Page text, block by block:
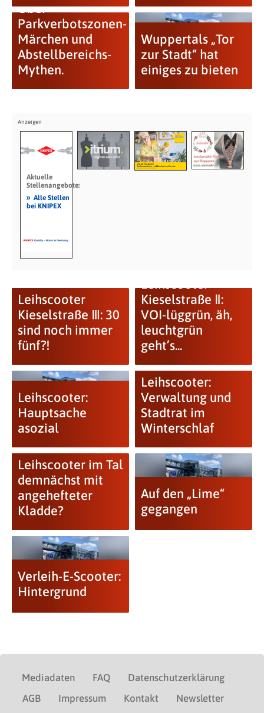
Über
Parkverbotszonen-
Märchen und
Abstellbereichs-
Mythen.
Wuppertals „Tor
zur Stadt“ hat
einiges zu bieten
Aktuelle
Stellenangebote:
» Alle Stellen
bei KNIPEX
Leihscooter
Kieselstraße Ⅲ: 30
sind noch immer
fünf⁈
Kieselstraße Ⅱ:
VOI-lüggrün, äh,
leuchtgrün
geht’s...
Leihscooter:
Hauptsache
asozial
Leihscooter:
Verwaltung und
Stadtrat im
Winterschlaf
Leihscooter im Tal
demnächst mit
angehefteter
Kladde?
Auf den „Lime“
gegangen
Verleih-E-Scooter:
Hintergrund
Mediadaten FAQ
Datenschutzerklärung
AGB
Impressum Kontakt Newsletter